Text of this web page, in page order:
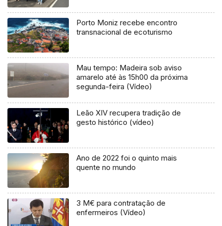
Porto Moniz recebe encontro
transnacional de ecoturismo
Mau tempo: Madeira sob aviso
amarelo até às 15h00 da próxima
segunda-feira (Vídeo)
Leão XIV recupera tradição de
gesto histórico (vídeo)
Ano de 2022 foi o quinto mais
quente no mundo
3 M€ para contratação de
enfermeiros (Vídeo)